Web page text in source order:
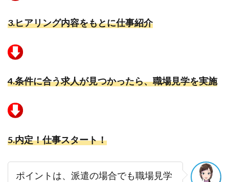
3.ヒアリング内容をもとに仕事紹介
4.条件に合う求人が見つかったら、職場見学を実施
5.内定！仕事スタート！
ポイントは、派遣の場合でも職場見学